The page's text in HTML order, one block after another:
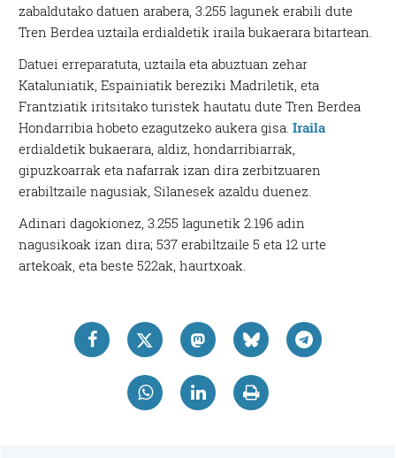
zabaldutako datuen arabera, 3.255 lagunek erabili dute
Tren Berdea uztaila erdialdetik iraila bukaerara bitartean.
Datuei erreparatuta, uztaila eta abuztuan zehar
Kataluniatik, Espainiatik bereziki Madriletik, eta
Frantziatik iritsitako turistek hautatu dute Tren Berdea
Hondarribia hobeto ezagutzeko aukera gisa.Iraila
erdialdetik bukaerara, aldiz, hondarribiarrak,
gipuzkoarrak eta nafarrak izan dira zerbitzuaren
erabiltzaile nagusiak, Silanesek azaldu duenez.
Adinari dagokionez, 3.255 lagunetik 2.196 adin
nagusikoak izan dira; 537 erabiltzaile 5 eta 12 urte
artekoak, eta beste 522ak, haurtxoak.